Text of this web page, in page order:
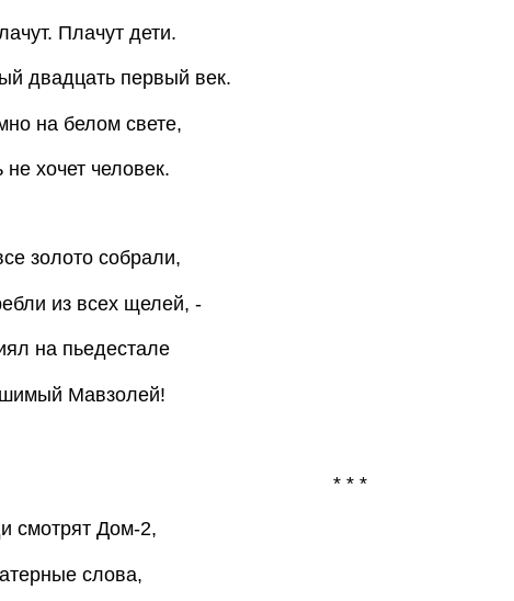
Плачут дети.
двадцать первый век.
на белом свете,
не хочет человек.
золото собрали,
из всех щелей, -
на пьедестале
Мавзолей!
* * *
смотрят Дом-2,
слова,